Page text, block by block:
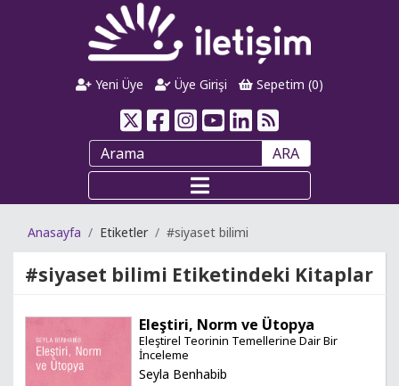
Yeni Üye Üye Girişi Sepetim (0)
ARA
Anasayfa Etiketler #siyaset bilimi
#siyaset bilimi Etiketindeki Kitaplar
Eleştiri, Norm ve Ütopya
Eleştirel Teorinin Temellerine Dair Bir
İnceleme
Seyla Benhabib